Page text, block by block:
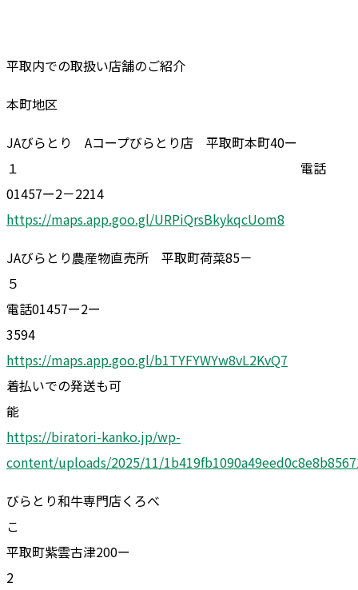
平取内での取扱い店舗のご紹介
本町地区
JAびらとり Aコープびらとり店 平取町本町40ー
１ 電話
01457ー2－2214
https://maps.app.goo.gl/URPiQrsBkykqcUom8
JAびらとり農産物直売所 平取町荷菜85－
電話01457ー2ー
3594
https://maps.app.goo.gl/b1TYFYWYw8vL2KvQ7
着払いでの発送も可
https://biratori-kanko.jp/wp-
content/uploads/2025/11/
びらとり和牛専門店くろべ
平取町紫雲古津200ー